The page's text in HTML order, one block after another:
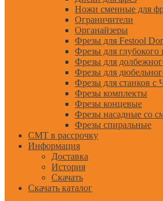
Ножи сменные для
Ограничители
Органайзеры
Фрезы для Festool
Фрезы для глубокого
Фрезы для
Фрезы для
Фрезы для станков с
Фрезы комплекты
Фрезы концевые
Фрезы насадные со
Фрезы спиральные
CMT в рассрочку
Информация
Доставка
История
Скачать
Скачать каталог